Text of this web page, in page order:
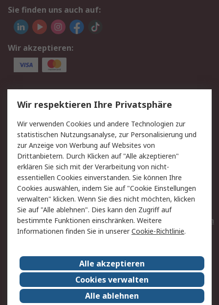
Sie finden uns auch auf:
Wir akzeptieren:
Service
Value Added Services
Lieferlösungen
Rücksendungen
Kontakt
Hilfe
Privatkunden
Rechtliches
AGB
Datenschutz
Cookie-Richtlinie
Zahlungsbedingungen
Copyright/Impressum
Entsorgung
Elektrogeräte/Batterien
RS weltweit
Karriere bei RS
Nachhaltigkeit
Qualität/Umwelt/ZertifikatePresse-Center
Wir respektieren Ihre Privatsphäre
Wir verwenden Cookies und andere Technologien zur
statistischen Nutzungsanalyse, zur Personalisierung und
zur Anzeige von Werbung auf Websites von
Drittanbietern. Durch Klicken auf "Alle akzeptieren"
erklären Sie sich mit der Verarbeitung von nicht-
essentiellen Cookies einverstanden. Sie können Ihre
Cookies auswählen, indem Sie auf "Cookie Einstellungen
verwalten" klicken. Wenn Sie dies nicht möchten, klicken
Sie auf "Alle ablehnen". Dies kann den Zugriff auf
bestimmte Funktionen einschränken. Weitere
Informationen finden Sie in unsererCookie-Richtlinie.
Alle akzeptieren
Cookies verwalten
Alle ablehnen